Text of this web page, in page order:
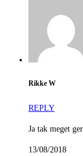
Rikke W
REPLY
Ja tak meget
13/08/2018